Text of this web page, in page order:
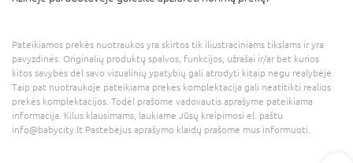
Pateikiamos prekės nuotraukos yra skirtos tik iliustraciniams tikslams ir yra
pavyzdinės. Originalių produktų spalvos, funkcijos, užrašai ir/ar bet kurios
kitos savybės dėl savo vizualinių ypatybių gali atrodyti kitaip negu realybėje.
Taip pat nuotraukoje pateikiama prekės komplektacija gali neatitikti realios
prekės komplektacijos. Todėl prašome vadovautis aprašyme pateikiama
informacija. Kilus klausimams, laukiame Jūsų kreipimosi el. paštu
info@babycity.lt Pastebėjus aprašymo klaidų prašome mus informuoti.